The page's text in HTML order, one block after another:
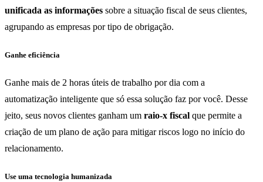
unificada as informações sobre a situação fiscal de seus clientes,
agrupando as empresas por tipo de obrigação.
Ganhe eficiência
Ganhe mais de 2 horas úteis de trabalho por dia com a
automatização inteligente que só essa solução faz por você. Desse
jeito, seus novos clientes ganham um raio-x fiscal que permite a
criação de um plano de ação para mitigar riscos logo no início do
relacionamento.
Use uma tecnologia humanizada